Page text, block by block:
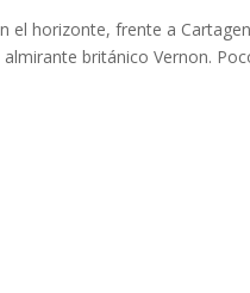
el horizonte, frente a
británico Vernon.